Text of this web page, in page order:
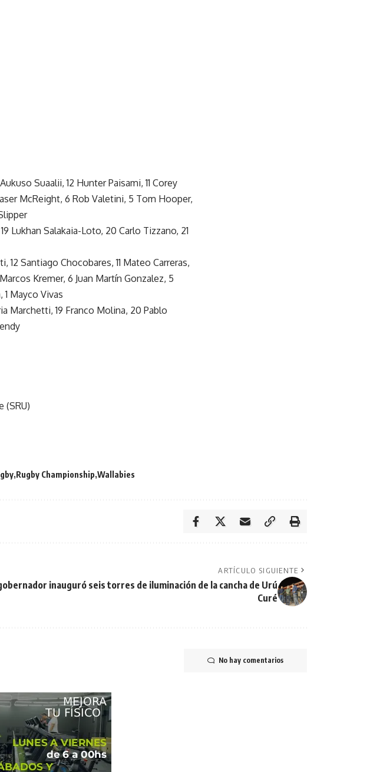
Suaalii, 12 Hunter Paisami, 11 Corey
McReight, 6 Rob Valetini, 5 Tom Hooper,
Lukhan Salakaia-Loto, 20 Carlo Tizzano, 21
12 Santiago Chocobares, 11 Mateo Carreras,
Kremer, 6 Juan Martín Gonzalez, 5
Mayco Vivas
Marchetti, 19 Franco Molina, 20 Pablo
(SRU)
Rugby Championship Wallabies
ARTÍCULO SIGUIENTE
inauguró seis torres de iluminación de la cancha de Urú
Curé
No hay comentarios